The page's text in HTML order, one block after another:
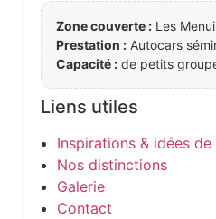
Zone couverte : Les
Prestation : Autocars
Capacité : de petits
Liens utiles
Inspirations & idées
Nos distinctions
Galerie
Contact